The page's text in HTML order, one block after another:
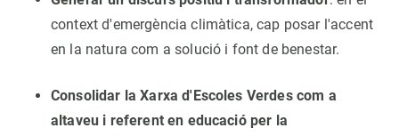
context d'emergència climàtica, cap posar l'accent
en la natura com a solució i font de benestar.
Consolidar la Xarxa d'Escoles Verdes com a
altaveu i referent en educació per la